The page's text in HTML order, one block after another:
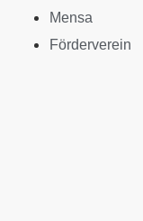
Mensa
Förderverein